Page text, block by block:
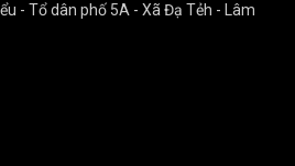
- Tổ dân phố 5A - Xã Đạ Tẻh - Lâm